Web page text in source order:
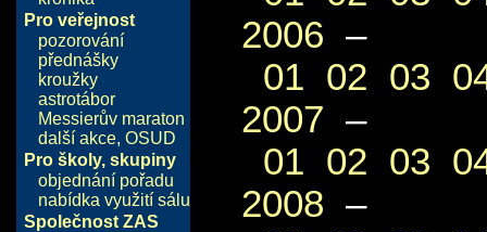
Pro veřejnost
pozorování
přednášky
kroužky
astrotábor
Messierův maraton
další akce, OSUD
Pro školy, skupiny
objednání pořadu
nabídka využití sálu
Společnost ZAS
2006 –
01 02 03
2007 –
01 02 03
2008 –